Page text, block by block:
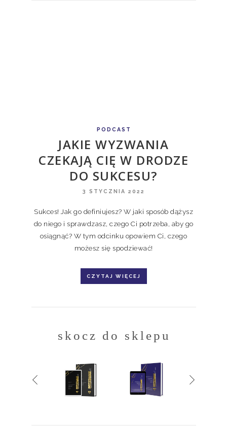
PODCAST
JAKIE WYZWANIA
CZEKAJĄ CIĘ W DRODZE
DO SUKCESU?
3 STYCZNIA 2022
Sukces! Jak go definiujesz? W jaki sposób dążysz
do niego i sprawdzasz, czego Ci potrzeba, aby go
osiągnąć? W tym odcinku opowiem Ci, czego
możesz się spodziewać!
CZYTAJ WIĘCEJ
skocz do sklepu